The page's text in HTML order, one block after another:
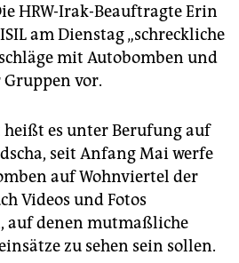
HRW-Irak-Beauftragte Erin
am Dienstag „schreckliche
mit Autobomben und
vor.
heißt es unter Berufung auf
seit Anfang Mai werfe
auf Wohnviertel der
Videos und Fotos
auf denen mutmaßliche
zu sehen sein sollen.